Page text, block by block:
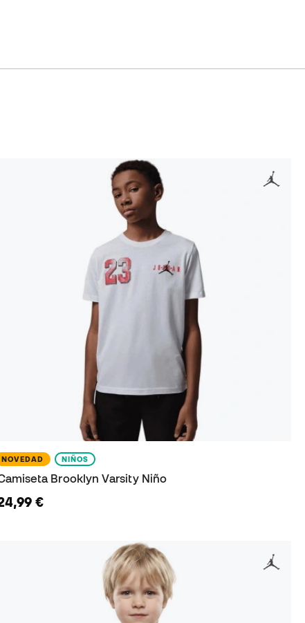
NOVEDAD NIÑOS
Brooklyn Varsity Niño
€